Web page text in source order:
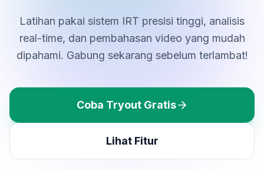
Latihan pakai sistem IRT presisi tinggi, analisis
real-time, dan pembahasan video yang mudah
dipahami. Gabung sekarang sebelum terlambat!
Coba Tryout Gratis
Lihat Fitur